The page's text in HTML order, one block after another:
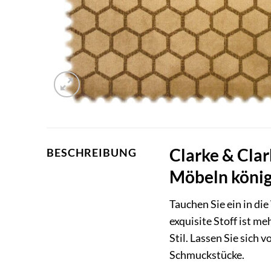
BESCHREIBUNG
Clarke &
Möbeln
Tauchen Sie ein in
exquisite Stoff ist
Stil. Lassen Sie sich
Schmuckstücke.